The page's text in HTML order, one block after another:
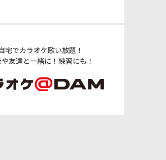
自宅でカラオケ歌い放題！
や友達と一緒に！練習にも！